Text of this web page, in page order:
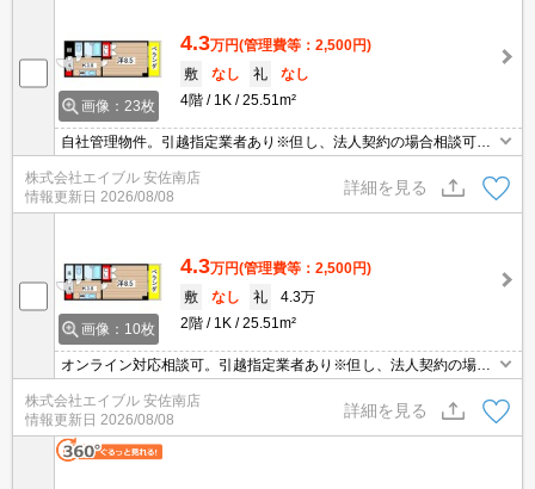
画像：23枚
4.3万円(管理費等：2,500円)
敷
なし 礼
なし
4階
1K 25.51m²
自社管理物件。引越指定業者あり※但し、法人契約の場合相談可。
オートロック。防犯カメラ。インターネット無料、使い放題。2口I
Hコンロ付。クローゼット付。フレスタへ290m。セブンイレブンへ
350m。
株式会社エイブル 安佐南店
情報更新日 2026/08/08
詳細を見る
画像：10枚
4.3万円(管理費等：2,500円)
敷
なし 礼
4.3万
2階
1K 25.51m²
オンライン対応相談可。引越指定業者あり※但し、法人契約の場合
相談可。初期費用・家賃カード払い可。自社管理物件。オートロッ
ク。インターネット無料、使い放題。IH調理器付き。温水洗浄便座
付き。
株式会社エイブル 安佐南店
情報更新日 2026/08/08
詳細を見る